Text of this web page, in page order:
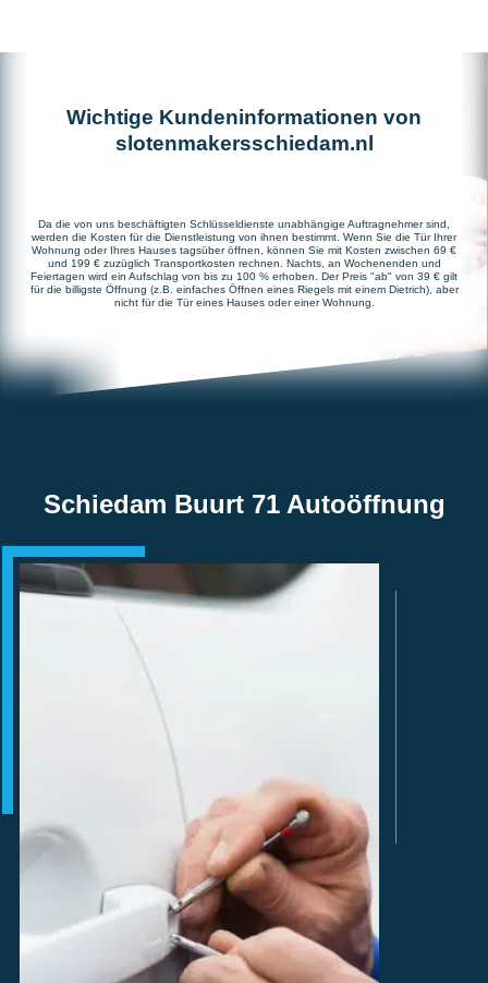
Wichtige Kundeninformationen von
slotenmakersschiedam.nl
Da die von uns beschäftigten Schlüsseldienste unabhängige Auftragnehmer sind,
werden die Kosten für die Dienstleistung von ihnen bestimmt. Wenn Sie die Tür Ihrer
Wohnung oder Ihres Hauses tagsüber öffnen, können Sie mit Kosten zwischen 69 €
und 199 € zuzüglich Transportkosten rechnen. Nachts, an Wochenenden und
Feiertagen wird ein Aufschlag von bis zu 100 % erhoben. Der Preis "ab" von 39 € gilt
für die billigste Öffnung (z.B. einfaches Öffnen eines Riegels mit einem Dietrich), aber
nicht für die Tür eines Hauses oder einer Wohnung.
Schiedam Buurt 71 Autoöffnung